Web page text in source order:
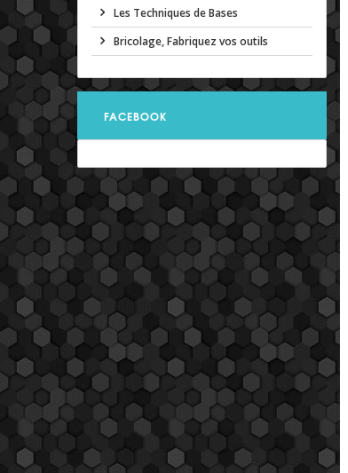
Les Techniques de Bases
Bricolage, Fabriquez vos outils
FACEBOOK
Aperçu